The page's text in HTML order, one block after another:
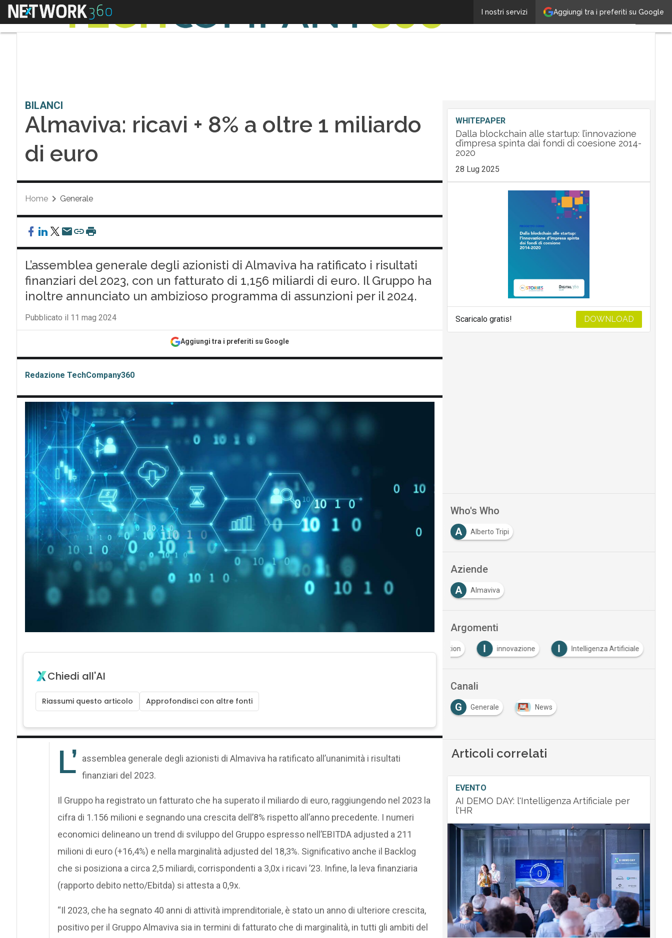
Aggiungi tra i preferiti su Google
I nostri servizi
Menu Almaviva: ricavi + 8% a oltre 1 miliardo di euroUltimi
articoli
BILANCI
Almaviva: ricavi + 8% a oltre 1 miliardo
di euro
Home Generale
L’assemblea generale degli azionisti di Almaviva ha ratificato i risultati
finanziari del 2023, con un fatturato di 1,156 miliardi di euro. Il Gruppo ha
inoltre annunciato un ambizioso programma di assunzioni per il 2024.
Pubblicato il 11 mag 2024
Aggiungi tra i preferiti su Google
Redazione TechCompany360
Chiedi all'AI
Riassumi questo articolo Approfondisci con altre fonti
L’ assemblea generale degli azionisti di Almaviva ha ratificato all’unanimità i risultati
finanziari del 2023.
Il Gruppo ha registrato un fatturato che ha superato il miliardo di euro, raggiungendo nel 2023 la
cifra di 1.156 milioni e segnando una crescita dell’8% rispetto all’anno precedente. I numeri
economici delineano un trend di sviluppo del Gruppo espresso nell’EBITDA adjusted a 211
milioni di euro (+16,4%) e nella marginalità adjusted del 18,3%. Significativo anche il Backlog
che si posiziona a circa 2,5 miliardi, corrispondenti a 3,0x i ricavi ’23. Infine, la leva finanziaria
(rapporto debito netto/Ebitda) si attesta a 0,9x.
“Il 2023, che ha segnato 40 anni di attività imprenditoriale, è stato un anno di ulteriore crescita,
positivo per il Gruppo Almaviva sia in termini di fatturato che di marginalità, in tutti gli ambiti del
WHITEPAPER
Dalla blockchain alle startup: l’innovazione
d’impresa spinta dai fondi di coesione 2014-
2020
28 Lug 2025
Scaricalo gratis! DOWNLOAD
Who's Who
A
Alberto Tripi
Aziende
A
Almaviva
Argomenti
Digital transformation I innovazione I Intelligenza Artificiale
Canali
G
Generale News
Articoli correlati
EVENTO
AI DEMO DAY: l'Intelligenza Artificiale per
l'HR